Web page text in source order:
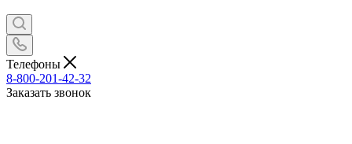
Телефоны
8-800-201-42-32
Заказать звонок